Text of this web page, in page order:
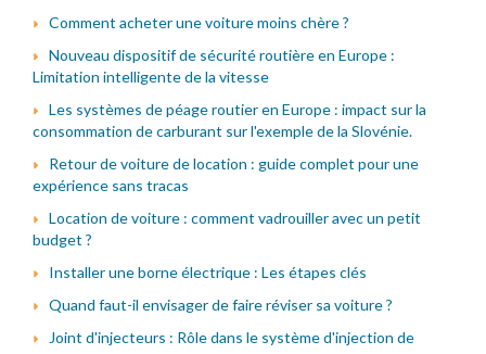
Comment acheter une voiture moins chère ?
Nouveau dispositif de sécurité routière en Europe :
Limitation intelligente de la vitesse
Les systèmes de péage routier en Europe : impact sur la
consommation de carburant sur l'exemple de la Slovénie.
Retour de voiture de location : guide complet pour une
expérience sans tracas
Location de voiture : comment vadrouiller avec un petit
budget ?
Installer une borne électrique : Les étapes clés
Quand faut-il envisager de faire réviser sa voiture ?
Joint d'injecteurs : Rôle dans le système d'injection de